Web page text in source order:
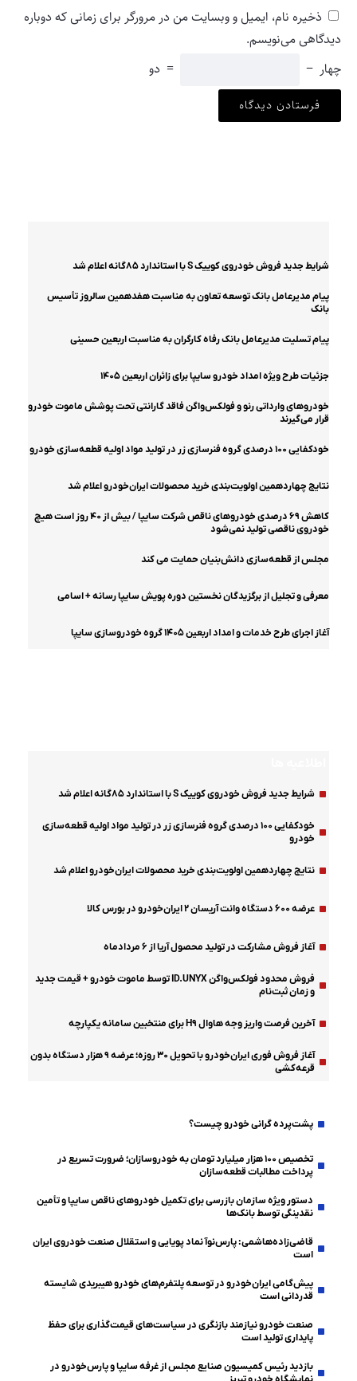
ذخیره نام، ایمیل و وبسایت من در مرورگر برای زمانی که دوباره
دیدگاهی می‌نویسم.
چهار −
= دو
شرایط جدید فروش خودروی کوییک S با استاندارد ۸۵گانه اعلام شد
پیام مدیرعامل بانک توسعه تعاون به مناسبت هفدهمین سالروز تأسیس
بانک
پیام تسلیت مدیرعامل بانک رفاه کارگران به مناسبت اربعین حسینی
جزئیات طرح ویژه امداد خودرو سایپا برای زائران اربعین ۱۴۰۵
خودروهای وارداتی رنو و فولکس‌واگن فاقد گارانتی تحت پوشش ماموت خودرو
قرار می‌گیرند
خودکفایی ۱۰۰ درصدی گروه فنرسازی زر در تولید مواد اولیه قطعه‌سازی خودرو
نتایج چهاردهمین اولویت‌بندی خرید محصولات ایران‌خودرو اعلام شد
کاهش ۶۹ درصدی خودروهای ناقص شرکت سایپا / بیش از ۴۰ روز است هیچ
خودروی ناقصی تولید نمی‌شود
مجلس از قطعه‌سازی دانش‌بنیان حمایت می کند
معرفی و تجلیل از برگزیدگان نخستین دوره پویش سایپا رسانه + اسامی
آغاز اجرای طرح خدمات و امداد اربعین ۱۴۰۵ گروه خودروسازی سایپا
شرایط جدید فروش خودروی کوییک S با استاندارد ۸۵گانه اعلام شد
خودکفایی ۱۰۰ درصدی گروه فنرسازی زر در تولید مواد اولیه قطعه‌سازی
خودرو
نتایج چهاردهمین اولویت‌بندی خرید محصولات ایران‌خودرو اعلام شد
عرضه ۶۰۰ دستگاه وانت آریسان ۲ ایران‌خودرو در بورس کالا
آغاز فروش مشارکت در تولید محصول آریا از ۶ مردادماه
فروش محدود فولکس‌واگن ID.UNYX توسط ماموت خودرو + قیمت جدید
و زمان ثبت‌نام
آخرین فرصت واریز وجه هاوال H۹ برای منتخبین سامانه یکپارچه
آغاز فروش فوری ایران‌خودرو با تحویل ۳۰ روزه؛ عرضه ۹ هزار دستگاه بدون
قرعه‌کشی
پشت‌پرده گرانی خودرو چیست؟
تخصیص ۱۰۰ هزار میلیارد تومان به خودروسازان؛ ضرورت تسریع در
پرداخت مطالبات قطعه‌سازان
دستور ویژه سازمان بازرسی برای تکمیل خودروهای ناقص سایپا و تأمین
نقدینگی توسط بانک‌ها
قاضی‌زاده‌هاشمی: پارس‌نوآ نماد پویایی و استقلال صنعت خودروی ایران
است
پیش‌گامی ایران‌خودرو در توسعه پلتفرم‌های خودرو هیبریدی شایسته
قدردانی است
صنعت خودرو نیازمند بازنگری در سیاست‌های قیمت‌گذاری برای حفظ
پایداری تولید است
بازدید رئیس کمیسیون صنایع مجلس از غرفه سایپا و پارس‌خودرو در